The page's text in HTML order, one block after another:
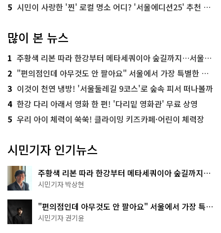
5 시민이 사랑한 '찐' 로컬 명소 어디? '서울에디션25' 추천 코스
많이 본 뉴스
1 주황색 리본 따라 한강부터 메타세쿼이아 숲길까지…서울둘레길 15코스
2 "편의점인데 아무것도 안 팔아요" 서울에서 가장 특별한 편의점의 정체
3 이것이 천연 냉방! '서울둘레길 9코스'로 숲속 피서 떠나볼까
4 한강 다리 아래서 영화 한 편! '다리밑 영화관' 무료 상영
5 우리 아이 체력이 쑥쑥! 클라이밍 키즈카페·어린이 체력장
시민기자 인기뉴스
주황색 리본 따라 한강부터 메타세쿼이아 숲길까지…
서울둘레길 15코스
시민기자 박상현
"편의점인데 아무것도 안 팔아요" 서울에서 가장 특별
한 편의점의 정체
시민기자 권기윤